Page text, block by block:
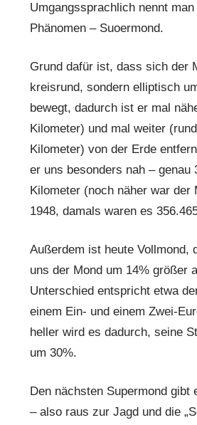
Umgangssprachlich nennt
Phänomen – Suoermond.
Grund dafür ist, dass sich der
kreisrund, sondern elliptisch
bewegt, dadurch ist er mal
Kilometer) und mal weiter
Kilometer) von der Erde
er uns besonders nah – genau
Kilometer (noch näher war der
1948, damals waren es
Außerdem ist heute Vollmond,
uns der Mond um 14% größer
Unterschied entspricht etwa
einem Ein- und einem Zwei-
heller wird es dadurch, seine
um 30%.
Den nächsten Supermond gibt
– also raus zur Jagd und die